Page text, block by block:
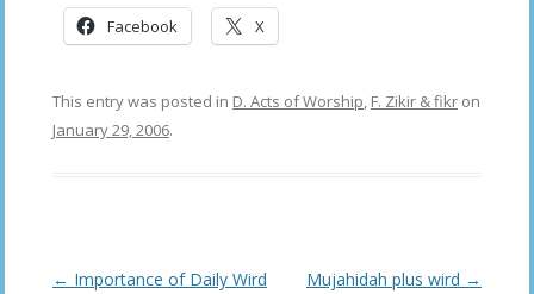
Facebook X
This entry was posted in D. Acts of Worship F. Zikir & fikr on
January 29, 2006.
Post
← Importance of Daily Wird Mujahidah plus wird →